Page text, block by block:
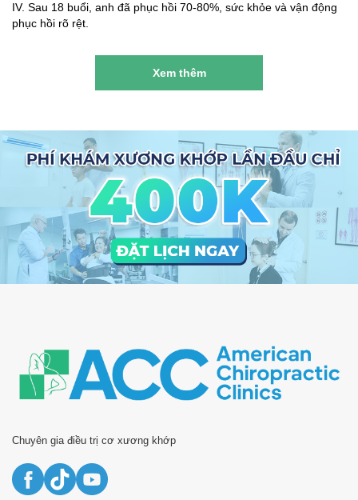
IV. Sau 18 buổi, anh đã phục hồi 70-80%, sức khỏe và vận động
phục hồi rõ rệt.
Xem thêm
Chuyên gia điều trị cơ xương khớp